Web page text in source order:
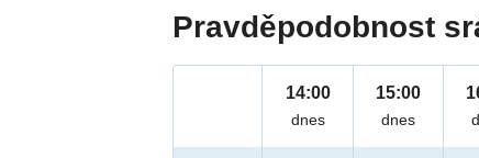
Pravděpodobnost
14:00
dnes
15:00
dnes